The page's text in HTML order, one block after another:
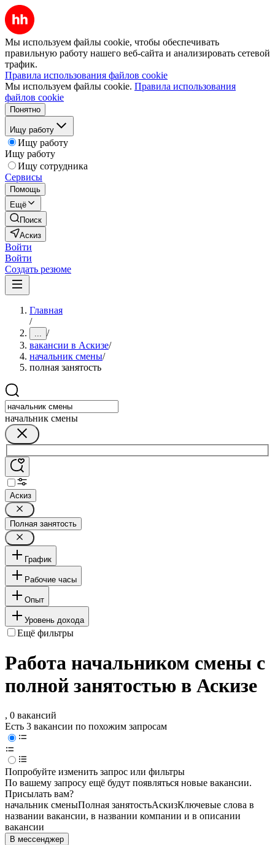
Мы используем файлы cookie, чтобы обеспечивать
правильную работу нашего веб-сайта и анализировать сетевой
трафик.
Правила использования файлов cookie
Мы используем файлы cookie. Правила использования
файлов cookie
Понятно
Ищу работу
Ищу работу
Ищу работу
Ищу сотрудника
Сервисы
Помощь
Ещё
Поиск
Аскиз
Войти
Войти
Создать резюме
Главная
/
... /
вакансии в Аскизе/
начальник смены/
полная занятость
начальник смены
Аскиз
Полная занятость
График
Рабочие часы
Опыт
Уровень дохода
Ещё фильтры
Работа начальником смены с
полной занятостью в Аскизе
, 0 вакансий
Есть 3 вакансии по похожим запросам
Попробуйте изменить запрос или фильтры
По вашему запросу ещё будут появляться новые вакансии.
Присылать вам?
начальник сменыПолная занятостьАскизКлючевые слова в
названии вакансии, в названии компании и в описании
вакансии
В мессенджер